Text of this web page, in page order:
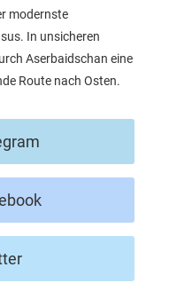
modernste
In unsicheren
Aserbaidschan eine
Route nach Osten.